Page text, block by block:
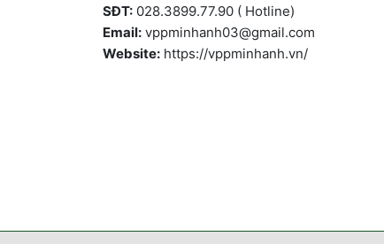
SĐT:028.3899.77.90 ( Hotline)
Email:vppminhanh03@gmail.com
Website:https://vppminhanh.vn/